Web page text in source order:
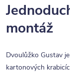
montáž
Dvoulůžko Gustav
kartonových